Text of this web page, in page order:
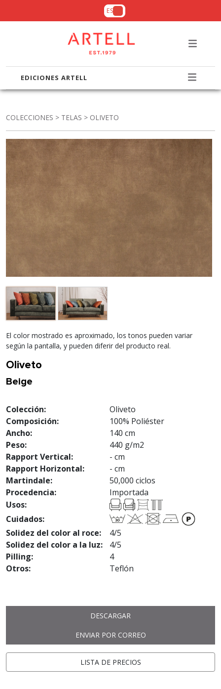
ES
EDICIONES ARTELL
COLECCIONES > TELAS > OLIVETO
El color mostrado es aproximado, los tonos pueden variar
según la pantalla, y pueden diferir del producto real.
Oliveto
Beige
Colección:
Oliveto
Composición:
100% Poliéster
Ancho:
140 cm
Peso:
440 g/m2
Rapport Vertical:
- cm
Rapport Horizontal:
- cm
Martindale:
50,000 ciclos
Procedencia:
Importada
Usos:
Cuidados:
Solidez del color al roce:
4/5
Solidez del color a la luz:
4/5
Pilling:
4
Otros:
Teflón
DESCARGAR
ENVIAR POR CORREO
LISTA DE PRECIOS